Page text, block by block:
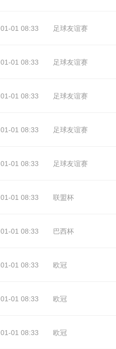
01-01 08:33 足球友谊赛
01-01 08:33 足球友谊赛
01-01 08:33 足球友谊赛
01-01 08:33 足球友谊赛
01-01 08:33 足球友谊赛
01-01 08:33 联盟杯
01-01 08:33 巴西杯
01-01 08:33 欧冠
01-01 08:33 欧冠
01-01 08:33 欧冠